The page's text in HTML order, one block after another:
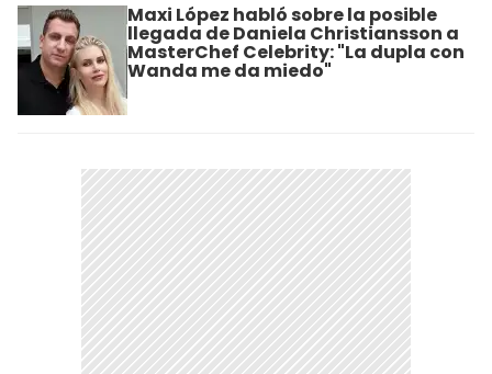
Maxi López habló sobre la posible
llegada de Daniela Christiansson a
MasterChef Celebrity: "La dupla con
Wanda me da miedo"